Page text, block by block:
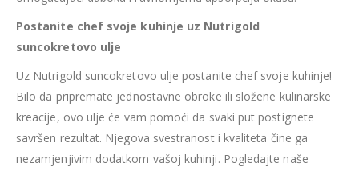
Postanite chef svoje kuhinje uz Nutrigold
suncokretovo ulje
Uz Nutrigold suncokretovo ulje postanite chef svoje kuhinje!
Bilo da pripremate jednostavne obroke ili složene kulinarske
kreacije, ovo ulje će vam pomoći da svaki put postignete
savršen rezultat. Njegova svestranost i kvaliteta čine ga
nezamjenjivim dodatkom vašoj kuhinji. Pogledajte naše